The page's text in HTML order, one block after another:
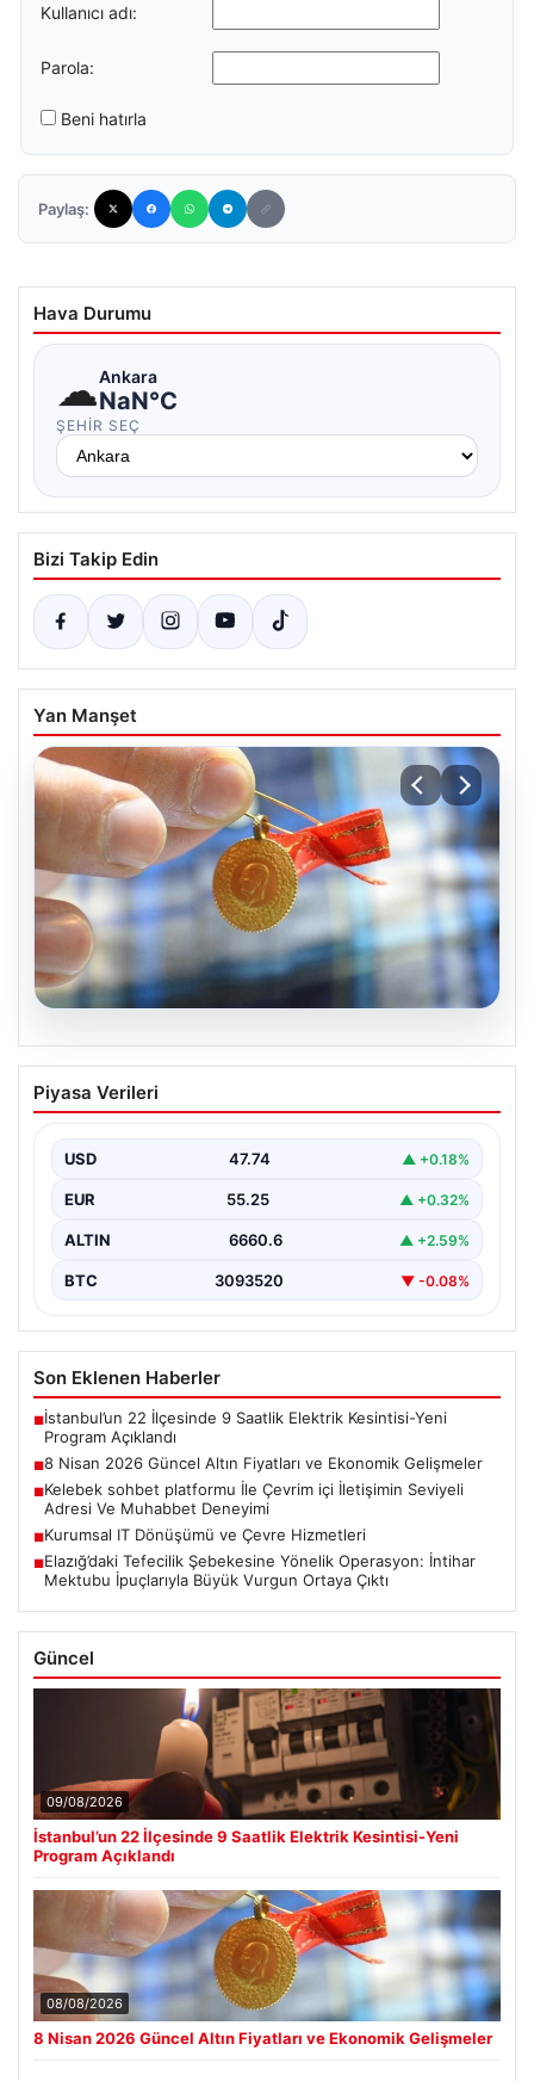
Kullanıcı adı:
Parola:
Beni hatırla
Paylaş:
Hava Durumu
☁Ankara
NaN°C
ŞEHIR SEÇ
Bizi Takip Edin
Yan Manşet
08.08.2026
8 Nisan 2026 Güncel Altın Fiyatları ve
Ekonomik Gelişmeler
jeopolitik gelişmelerle birlikte ekonomik verilerin de
etkisiyle hareketlilik…
Piyasa Verileri
USD 47.74 ▲ +0.18%
EUR 55.25 ▲ +0.32%
ALTIN 6660.6 ▲ +2.59%
BTC 3093520 ▼ -0.08%
Son Eklenen Haberler
■İstanbul’un 22 İlçesinde 9 Saatlik Elektrik Kesintisi-Yeni
Program Açıklandı
■8 Nisan 2026 Güncel Altın Fiyatları ve Ekonomik Gelişmeler
■Kelebek sohbet platformu İle Çevrim içi İletişimin Seviyeli
Adresi Ve Muhabbet Deneyimi
■Kurumsal IT Dönüşümü ve Çevre Hizmetleri
■Elazığ’daki Tefecilik Şebekesine Yönelik Operasyon: İntihar
Mektubu İpuçlarıyla Büyük Vurgun Ortaya Çıktı
Güncel
09/08/2026
İstanbul’un 22 İlçesinde 9 Saatlik Elektrik Kesintisi-Yeni
Program Açıklandı
08/08/2026
8 Nisan 2026 Güncel Altın Fiyatları ve Ekonomik Gelişmeler